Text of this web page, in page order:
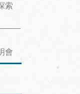
索
會